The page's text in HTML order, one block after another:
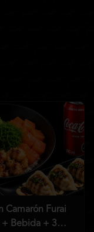
Camarón Furai
+ Bebida + 3